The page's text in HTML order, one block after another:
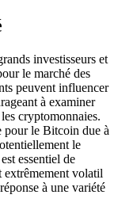
investisseurs et
le marché des
peuvent influencer
à examiner
cryptomonnaies.
pour le Bitcoin due à
le
essentiel de
extrêmement volatil
à une variété